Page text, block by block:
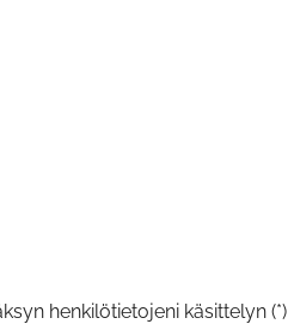
henkilötietojeni käsittelyn (*)